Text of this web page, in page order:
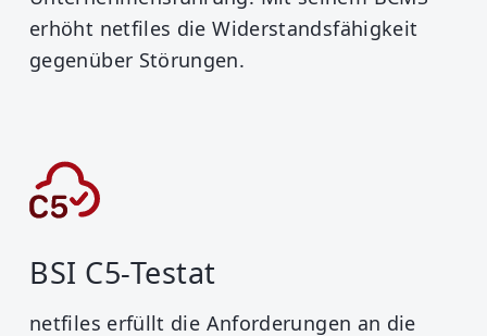
erhöht netfiles die Widerstandsfähigkeit
gegenüber Störungen.
BSI C5-Testat
netfiles erfüllt die Anforderungen an die